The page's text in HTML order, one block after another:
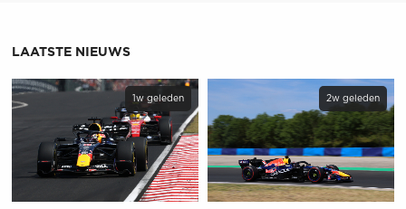
LAATSTE NIEUWS
1w geleden 2w geleden